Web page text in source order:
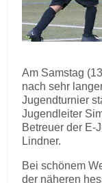
Am Samstag
nach sehr
Jugendturnier
Jugendleiter
Betreuer der E-
Lindner.
Bei schönem
der näheren